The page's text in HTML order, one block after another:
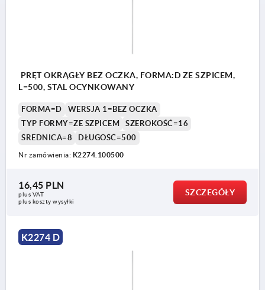
PRĘT OKRĄGŁY BEZ OCZKA, FORMA:D ZE SZPICEM,
L=500, STAL OCYNKOWANY
FORMA=D
WERSJA 1=BEZ OCZKA
TYP FORMY=ZE SZPICEM
SZEROKOŚĆ=16
ŚREDNICA=8
DŁUGOŚĆ=500
Nr zamówienia: K2274.100500
16,45 PLN
plus VAT
plus koszty wysyłki
SZCZEGÓŁY
K2274 D